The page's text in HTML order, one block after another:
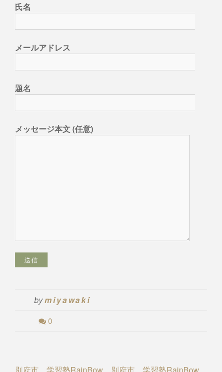
氏名
メールアドレス
題名
メッセージ本文 (任意)
bymiyawaki
0
別府市 学習塾RainBow 別府市 学習塾RainBow